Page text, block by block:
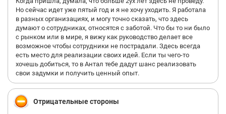
Но сейчас идет уже пятый год и я не хочу уходить. Я работала
в разных организациях, и могу точно сказать, что здесь
думают о сотрудниках, относятся с заботой. Что бы то ни было
с рынком или в мире, я вижу как руководство делает все
возможное чтобы сотрудники не пострадали. Здесь всегда
есть место для реализации своих идей. Если ты чего-то
хочешь добиться, то в Антал тебе дадут шанс реализовать
свои задумки и получить ценный опыт.
Отрицательные стороны